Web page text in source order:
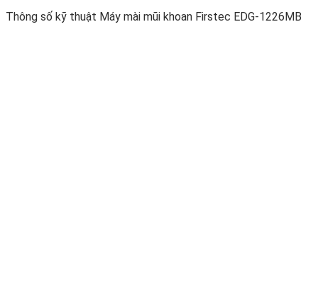
Thông số kỹ thuật Máy mài mũi khoan Firstec EDG-1226MB